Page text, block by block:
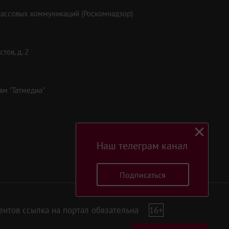
коммуникаций (Роскомнадзор)
д. 2
"Татмедиа"
ссылка на портал обязательна 16+
Наш телеграм канал
Подписаться